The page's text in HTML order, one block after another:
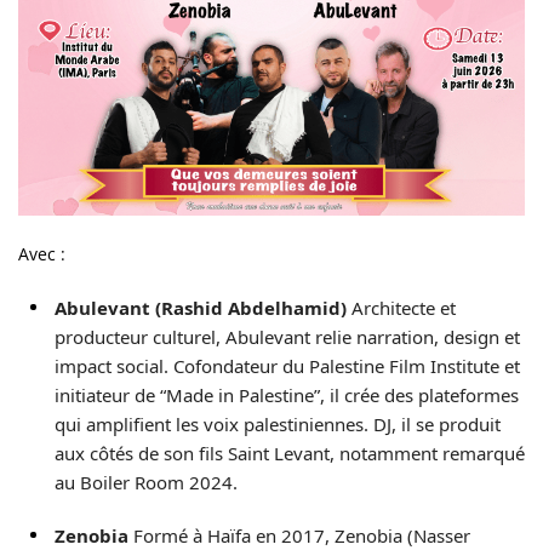
Avec :
Abulevant (Rashid Abdelhamid) Architecte et
producteur culturel, Abulevant relie narration, design et
impact social. Cofondateur du Palestine Film Institute et
initiateur de “Made in Palestine”, il crée des plateformes
qui amplifient les voix palestiniennes. DJ, il se produit
aux côtés de son fils Saint Levant, notamment remarqué
au Boiler Room 2024.
Zenobia Formé à Haïfa en 2017, Zenobia (Nasser